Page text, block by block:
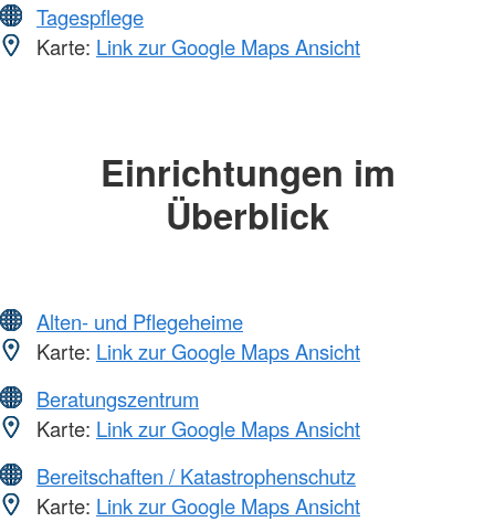
Tagespflege
Karte: Link zur Google Maps Ansicht
Einrichtungen im
Überblick
Alten- und Pflegeheime
Karte: Link zur Google Maps Ansicht
Beratungszentrum
Karte: Link zur Google Maps Ansicht
Bereitschaften / Katastrophenschutz
Karte: Link zur Google Maps Ansicht